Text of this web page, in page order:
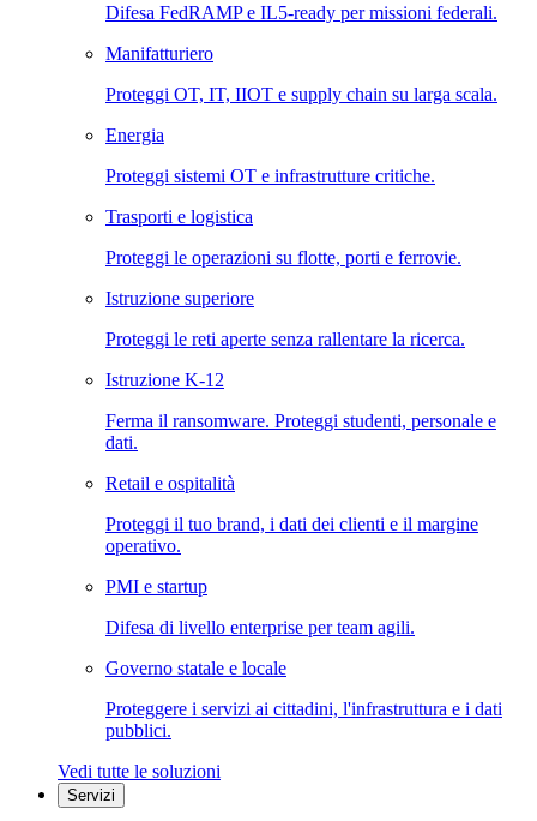
Difesa FedRAMP e IL5-ready per missioni federali.
Manifatturiero
Proteggi OT, IT, IIOT e supply chain su larga scala.
Energia
Proteggi sistemi OT e infrastrutture critiche.
Trasporti e logistica
Proteggi le operazioni su flotte, porti e ferrovie.
Istruzione superiore
Proteggi le reti aperte senza rallentare la ricerca.
Istruzione K-12
Ferma il ransomware. Proteggi studenti, personale e
dati.
Retail e ospitalità
Proteggi il tuo brand, i dati dei clienti e il margine
operativo.
PMI e startup
Difesa di livello enterprise per team agili.
Governo statale e locale
Proteggere i servizi ai cittadini, l'infrastruttura e i dati
pubblici.
Vedi tutte le soluzioni
Servizi